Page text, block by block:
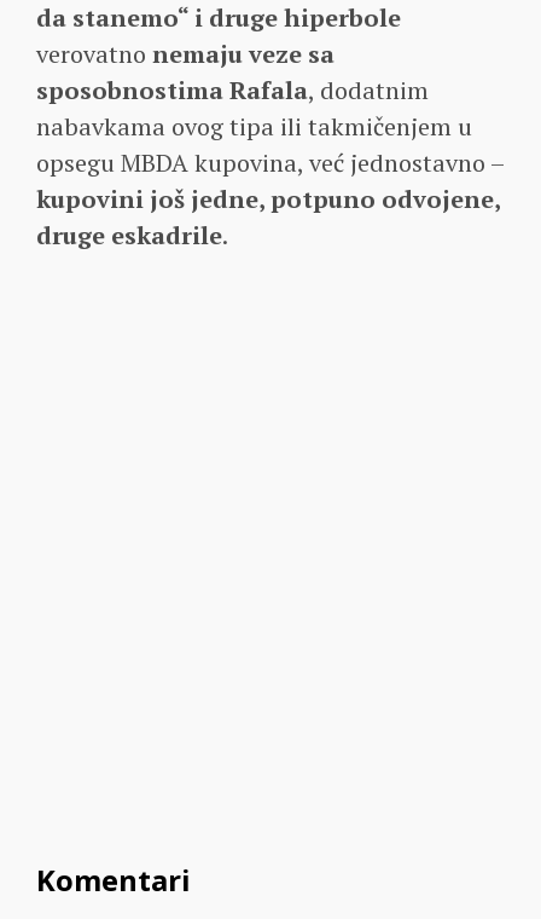
da stanemo“ i druge hiperbole
verovatno nemaju veze sa
sposobnostima Rafala, dodatnim
nabavkama ovog tipa ili takmičenjem u
opsegu MBDA kupovina, već jednostavno –
kupovini još jedne, potpuno odvojene,
druge eskadrile.
Komentari